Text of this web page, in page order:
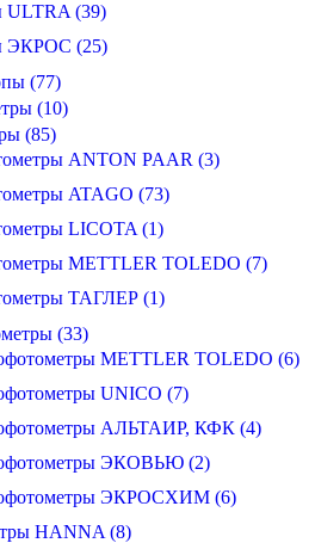
(39)
ЭКРОС (25)
(77)
(10)
(85)
ANTON PAAR (3)
ATAGO (73)
LICOTA (1)
METTLER TOLEDO (7)
ТАГЛЕР (1)
(33)
METTLER TOLEDO (6)
UNICO (7)
АЛЬТАИР, КФК (4)
ЭКОВЬЮ (2)
ЭКРОСХИМ (6)
HANNA (8)